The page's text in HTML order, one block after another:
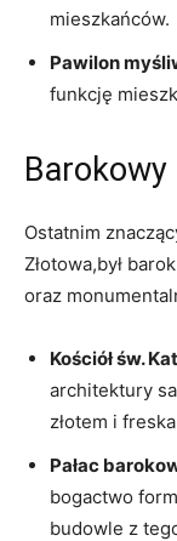
mieszkańców.
Pawilon‌
funkcję
Barokowy
Ostatnim
Złotowa,był
oraz
Kościół św.
architektury
‍złotem i
Pałac
bogactwo‍
budowle z